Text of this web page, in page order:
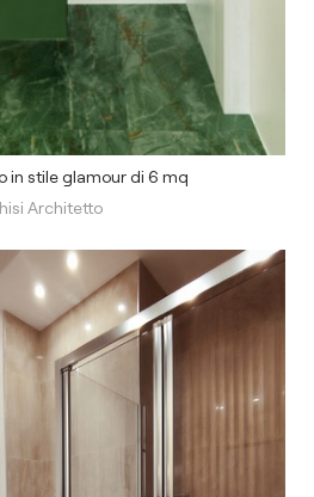
in stile glamour di 6 mq
Architetto